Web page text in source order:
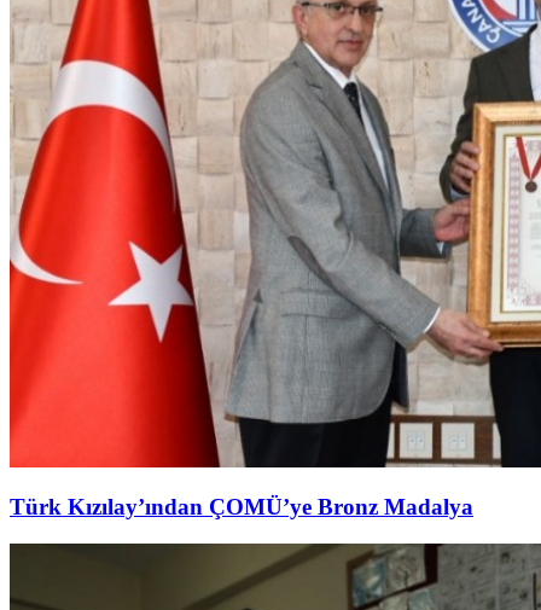
Türk Kızılay’ından ÇOMÜ’ye Bronz Madalya